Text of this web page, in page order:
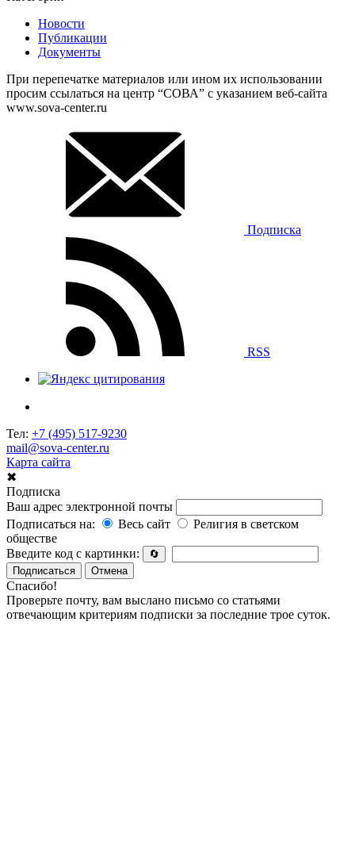
Новости
Публикации
Документы
При перепечатке материалов или ином их использовании
просим ссылаться на центр “СОВА” с указанием веб-сайта
www.sova-center.ru
Подписка
RSS
Тел: +7 (495) 517-9230
mail@sova-center.ru
Карта сайта
✖
Подписка
Ваш адрес электронной почты
Подписаться на:
Весь сайт
Религия в светском
обществе
Введите код с картинки:
🔄
Подписаться
Отмена
Спасибо!
Проверьте почту, вам выслано письмо со статьями
отвечающим критериям подписки за последние трое суток.